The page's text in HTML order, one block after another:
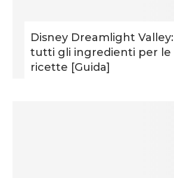
Disney Dreamlight Valley:
tutti gli ingredienti per le
ricette [Guida]